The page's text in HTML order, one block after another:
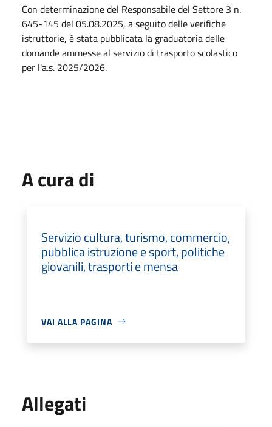
Con determinazione del Responsabile del Settore 3 n.
645-145 del 05.08.2025, a seguito delle verifiche
istruttorie, è stata pubblicata la graduatoria delle
domande ammesse al servizio di trasporto scolastico
per l'a.s. 2025/2026.
A cura di
Servizio cultura, turismo, commercio,
pubblica istruzione e sport, politiche
giovanili, trasporti e mensa
VAI ALLA PAGINA
Allegati